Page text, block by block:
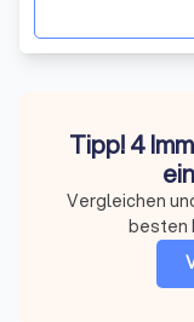
Tipp! 4
Vergleichen
besten